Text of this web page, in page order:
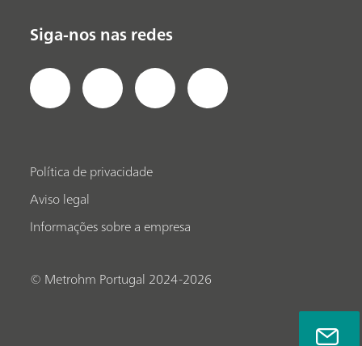
Siga-nos nas redes
Política de privacidade
Aviso legal
Informações sobre a empresa
© Metrohm Portugal 2024-2026